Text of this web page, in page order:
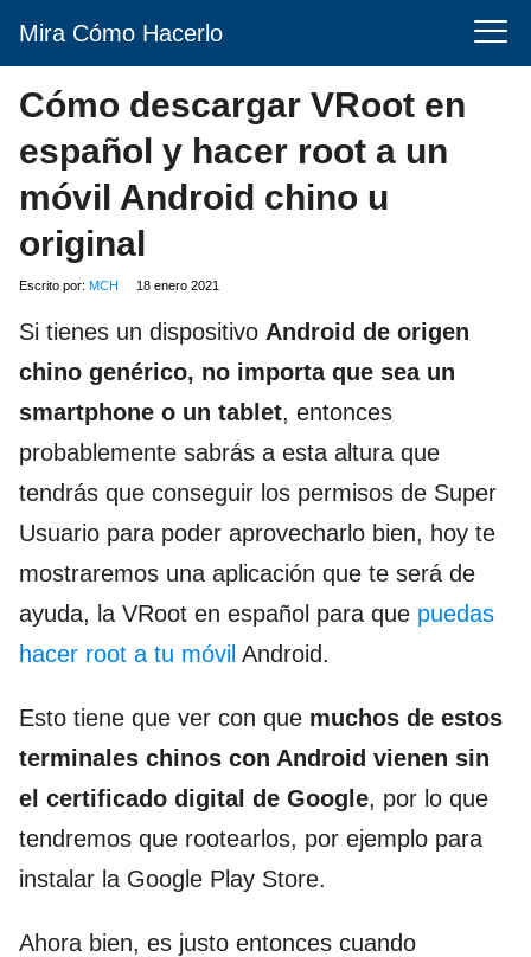
Mira Cómo Hacerlo
Cómo descargar VRoot en
español y hacer root a un
móvil Android chino u
original
Escrito por: MCH 18 enero 2021
Si tienes un dispositivo Android de origen
chino genérico, no importa que sea un
smartphone o un tablet, entonces
probablemente sabrás a esta altura que
tendrás que conseguir los permisos de Super
Usuario para poder aprovecharlo bien, hoy te
mostraremos una aplicación que te será de
ayuda, la VRoot en español para que puedas
hacer root a tu móvil Android.
Esto tiene que ver con que muchos de estos
terminales chinos con Android vienen sin
el certificado digital de Google, por lo que
tendremos que rootearlos, por ejemplo para
instalar la Google Play Store.
Ahora bien, es justo entonces cuando